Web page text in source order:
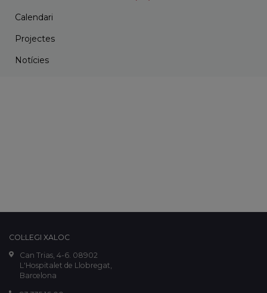
Calendari
Projectes
Notícies
COL·LEGI XALOC
Can Trias, 4-6. 08902
L'Hospitalet de Llobregat,
Barcelona